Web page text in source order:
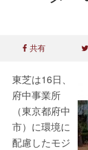
共有
東芝は16日、
府中事業所
（東京都府中
市）に環境に
配慮したモジ